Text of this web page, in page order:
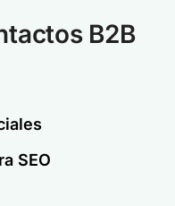
B2B
SEO